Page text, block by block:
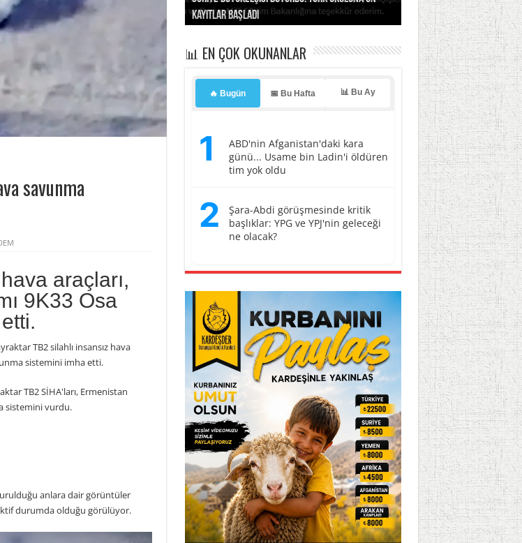
savunma
araçları,
9K33 Osa
TB2 silahlı insansız hava
sistemini imha etti.
TB2 SİHA'ları, Ermenistan
sistemini vurdu.
anlara dair görüntüler
durumda olduğu görülüyor.
kayıtlar başladı
basıldı, kabus yaşatıldı!
siviller hedef oldu!
“Operasyonu başlatıyoruz”
işgali
📊 EN ÇOK OKUNANLAR
🔥 Bugün 📅 Bu Hafta 📊 Bu Ay
1
ABD'nin Afganistan'daki kara
günü... Usame bin Ladin'i öldüren
tim yok oldu
2
Şara-Abdi görüşmesinde kritik
başlıklar: YPG ve YPJ'nin geleceği
ne olacak?